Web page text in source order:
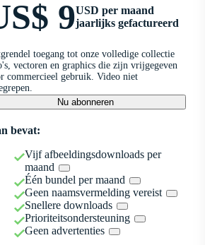
9USD per maand
jaarlijks gefactureerd
toegang tot onze volledige collectie
vectoren en graphics die zijn vrijgegeven
commercieel gebruik. Video niet
Nu abonneren
bevat:
Vijf afbeeldingsdownloads per
maand
Één bundel per maand
Geen naamsvermelding vereist
Snellere downloads
Prioriteitsondersteuning
Geen advertenties